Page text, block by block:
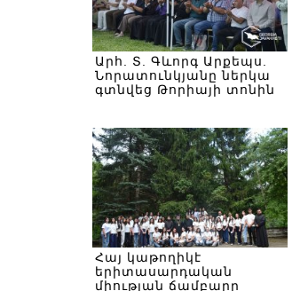
Արհ. Տ. Գևորգ Արքեպս.
Նորատունկյանը ներկա
գտնվեց Թորիայի տոնին
Հայ կաթողիկէ
երիտասարդական
միության ճամբարը